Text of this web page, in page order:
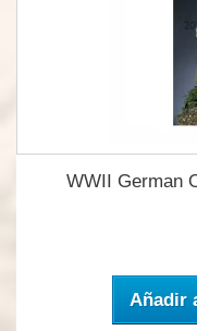
WWII German
Añadir